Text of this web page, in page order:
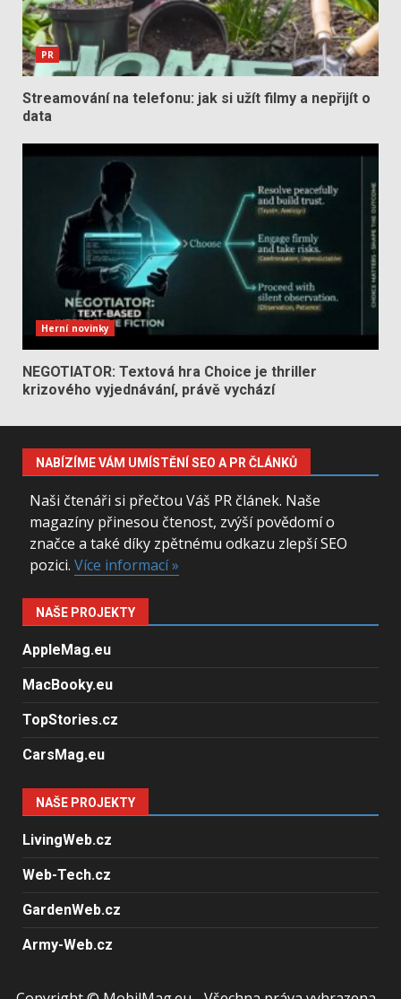
PR
Streamování na telefonu: jak si užít filmy a nepřijít o
data
Herní novinky
NEGOTIATOR: Textová hra Choice je thriller
krizového vyjednávání, právě vychází
NABÍZÍME VÁM UMÍSTĚNÍ SEO A PR ČLÁNKŮ
Naši čtenáři si přečtou Váš PR článek. Naše
magazíny přinesou čtenost, zvýší povědomí o
značce a také díky zpětnému odkazu zlepší SEO
pozici. Více informací »
NAŠE PROJEKTY
AppleMag.eu
MacBooky.eu
TopStories.cz
CarsMag.eu
NAŠE PROJEKTY
LivingWeb.cz
Web-Tech.cz
GardenWeb.cz
Army-Web.cz